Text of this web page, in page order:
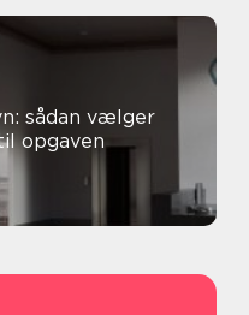
sådan vælger
opgaven